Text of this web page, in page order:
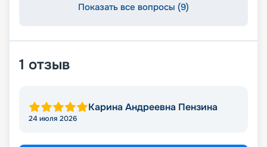
Показать все вопросы (9)
1 отзыв
Карина Андреевна Пензина
24 июля 2026